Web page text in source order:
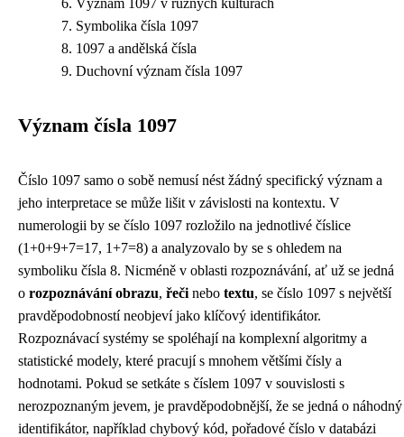
Význam 1097 v různých kulturách
Symbolika čísla 1097
1097 a andělská čísla
Duchovní význam čísla 1097
Význam čísla 1097
Číslo 1097 samo o sobě nemusí nést žádný specifický význam a
jeho interpretace se může lišit v závislosti na kontextu. V
numerologii by se číslo 1097 rozložilo na jednotlivé číslice
(1+0+9+7=17, 1+7=8) a analyzovalo by se s ohledem na
symboliku čísla 8. Nicméně v oblasti rozpoznávání, ať už se jedná
o rozpoznávání obrazu, řeči nebo textu, se číslo 1097 s největší
pravděpodobností neobjeví jako klíčový identifikátor.
Rozpoznávací systémy se spoléhají na komplexní algoritmy a
statistické modely, které pracují s mnohem většími čísly a
hodnotami. Pokud se setkáte s číslem 1097 v souvislosti s
nerozpoznaným jevem, je pravděpodobnější, že se jedná o náhodný
identifikátor, například chybový kód, pořadové číslo v databázi